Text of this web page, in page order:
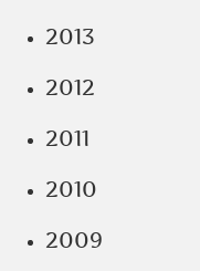
2013
2012
2011
2010
2009